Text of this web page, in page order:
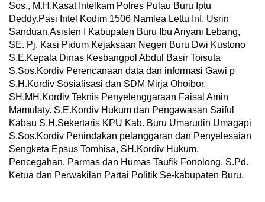
Sos., M.H.Kasat Intelkam Polres Pulau Buru Iptu
Deddy.Pasi Intel Kodim 1506 Namlea Lettu Inf. Usrin
Sanduan.Asisten I Kabupaten Buru Ibu Ariyani Lebang,
SE. Pj. Kasi Pidum Kejaksaan Negeri Buru Dwi Kustono
S.E.Kepala Dinas Kesbangpol Abdul Basir Toisuta
S.Sos.Kordiv Perencanaan data dan informasi Gawi p
S.H.Kordiv Sosialisasi dan SDM Mirja Ohoibor,
SH.MH.Kordiv Teknis Penyelenggaraan Faisal Amin
Mamulaty. S.E.Kordiv Hukum dan Pengawasan Saiful
Kabau S.H.Sekertaris KPU Kab. Buru Umarudin Umagapi
S.Sos.Kordiv Penindakan pelanggaran dan Penyelesaian
Sengketa Epsus Tomhisa, SH.Kordiv Hukum,
Pencegahan, Parmas dan Humas Taufik Fonolong, S.Pd.
Ketua dan Perwakilan Partai Politik Se-kabupaten Buru.